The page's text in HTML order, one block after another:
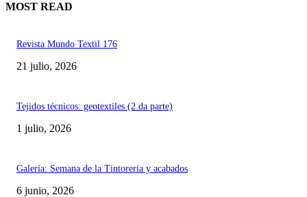
MOST READ
Revista Mundo Textil 176
21 julio, 2026
Tejidos técnicos: geotextiles (2.da parte)
1 julio, 2026
Galería: Semana de la Tintorería y acabados
6 junio, 2026